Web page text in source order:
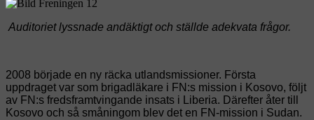
Auditoriet lyssnade andäktigt och ställde adekvata frågor.
2008 började en ny räcka utlandsmissioner. Första
uppdraget var som brigadläkare i FN:s mission i Kosovo, följt
av FN:s fredsframtvingande insats i Liberia. Därefter åter till
Kosovo och så småningom blev det en FN-mission i Sudan.